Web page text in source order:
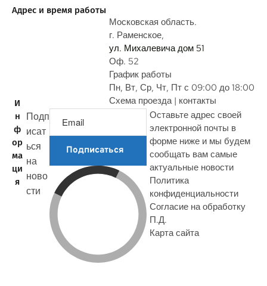
о
Адрес и время работы
Московская область.
г. Раменское,
ул. Михалевича дом 51
Оф. 52
График работы
Пн, Вт, Ср, Чт, Пт с 09:00 до 18:00
Схема проезда | контакты
И
н
ф
ор
ма
ци
я
Подп
исат
ься
на
ново
сти
Подписаться
Оставьте адрес своей
электронной почты в
форме ниже и мы будем
сообщать вам самые
актуальные новости
Политика
конфиденциальности
Согласие на обработку
П.Д.
Карта сайта